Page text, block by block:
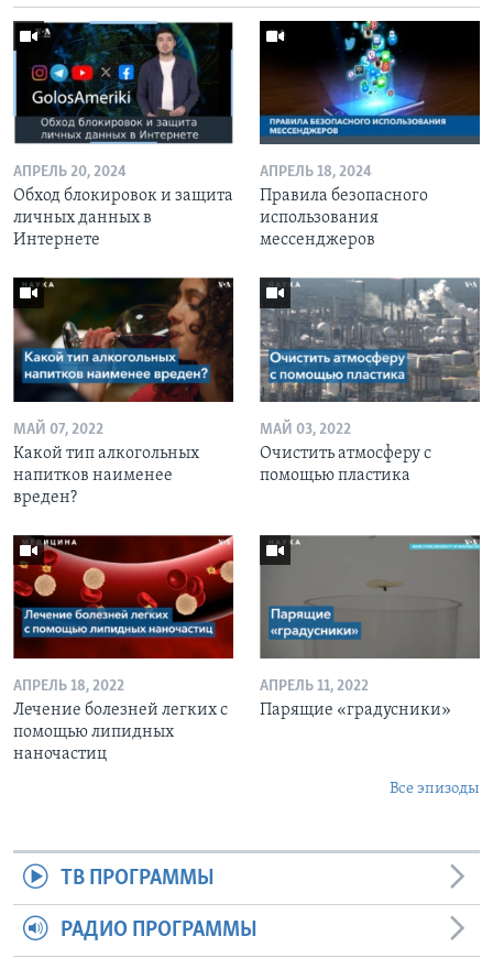
АПРЕЛЬ 20, 2024
Обход блокировок и защита
личных данных в
Интернете
АПРЕЛЬ 18, 2024
Правила безопасного
использования
мессенджеров
МАЙ 07, 2022
Какой тип алкогольных
напитков наименее
вреден?
МАЙ 03, 2022
Очистить атмосферу с
помощью пластика
АПРЕЛЬ 18, 2022
Лечение болезней легких с
помощью липидных
наночастиц
АПРЕЛЬ 11, 2022
Парящие «градусники»
Все эпизоды
ТВ ПРОГРАММЫ
РАДИО ПРОГРАММЫ